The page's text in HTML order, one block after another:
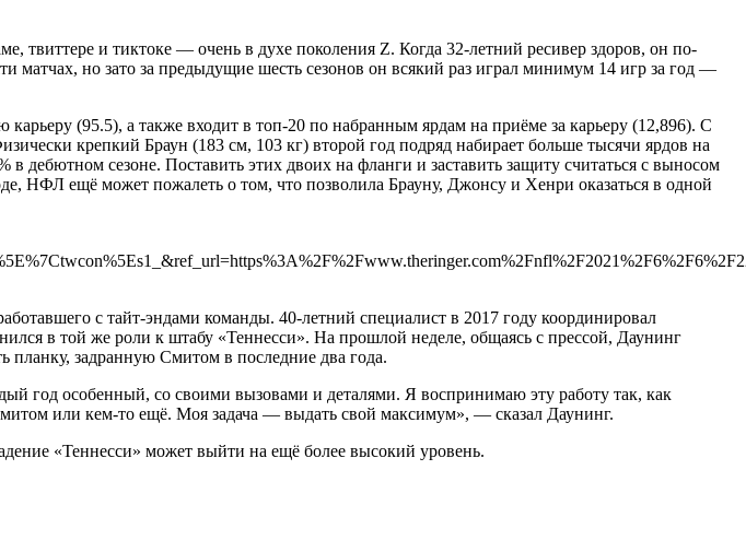
твиттере и тиктоке — очень в духе поколения Z. Когда 32-летний ресивер здоров, он по-
но зато за предыдущие шесть сезонов он всякий раз играл минимум 14 игр за год —
(95.5), а также входит в топ-20 по набранным ярдам на приёме за карьеру (12,896). С
крепкий Браун (183 см, 103 кг) второй год подряд набирает больше тысячи ярдов на
сезоне. Поставить этих двоих на фланги и заставить защиту считаться с выносом
НФЛ ещё может пожалеть о том, что позволила Брауну, Джонсу и Хенри оказаться в одной
с тайт-эндами команды. 40-летний специалист в 2017 году координировал
в той же роли к штабу «Теннесси». На прошлой неделе, общаясь с прессой, Даунинг
планку, задранную Смитом в последние два года.
год особенный, со своими вызовами и деталями. Я воспринимаю эту работу так, как
или кем-то ещё. Моя задача — выдать свой максимум», — сказал Даунинг.
«Теннесси» может выйти на ещё более высокий уровень.